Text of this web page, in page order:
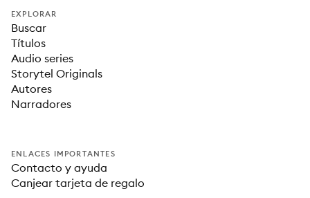
EXPLORAR
Buscar
Títulos
Audio series
Storytel Originals
Autores
Narradores
ENLACES IMPORTANTES
Contacto y ayuda
Canjear tarjeta de regalo